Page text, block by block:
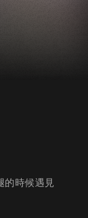
的時候遇見